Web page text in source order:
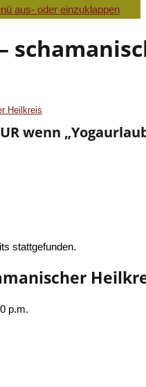
aus- oder einzuklappen
–
Heilkreis
wenn
stattgefunden.
p.m.